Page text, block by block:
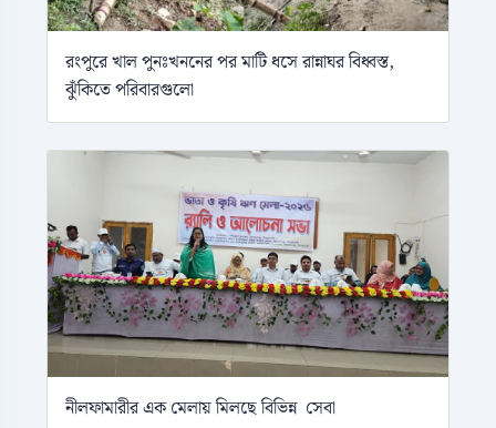
রংপুরে খাল পুনঃখননের পর মাটি ধসে রান্নাঘর বিধ্বস্ত,
ঝুঁকিতে পরিবারগুলো
নীলফামারীর এক মেলায় মিলছে বিভিন্ন সেবা